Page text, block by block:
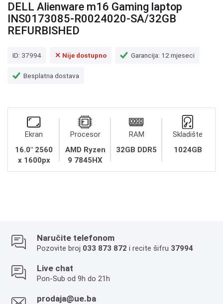
DELL Alienware m16 Gaming laptop
INS0173085-R0024020-SA/32GB
REFURBISHED
ID: 37994 ✕ Nije dostupno Garancija: 12 mjeseci
Besplatna dostava
Ekran
16.0" 2560
x 1600px
Procesor
AMD Ryzen
9 7845HX
RAM
32GB DDR5
Skladište
1024GB
Naručite telefonom
Pozovite broj 033 873 872 i recite šifru 37994
Live chat
Pon-Sub od 9h do 21h
prodaja@ue.ba